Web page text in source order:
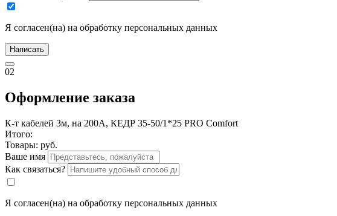
Я согласен(на) на обработку персональных данных
Написать
02
Оформление заказа
К-т кабелей 3м, на 200А, КЕДР 35-50/1*25 PRO Comfort
Итого:
Товары: руб.
Ваше имя
Как связаться?
Я согласен(на) на обработку персональных данных